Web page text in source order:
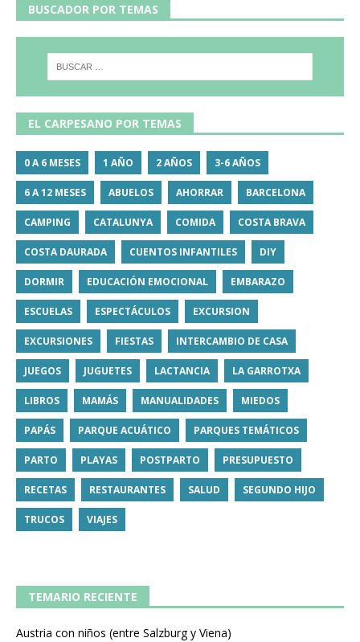
BUSCADOR POR TEMAS
EL CARPESANO POR TEMAS
0 A 6 MESES 1 AÑO 2 AÑOS 3-6 AÑOS
6 A 12 MESES ABUELOS AHORRAR BARCELONA
CAMPING CATALUNYA COMIDA COSTA BRAVA
COSTA DAURADA CUENTOS INFANTILES DIY
DORMIR EDUCACIÓN EMOCIONAL EMBARAZO
ESCUELAS ESPECTÁCULOS EXCURSION
EXCURSIONES FIESTAS INTERCAMBIO DE CASA
JUEGOS JUGUETES LACTANCIA LA GARROTXA
LIBROS MAMÁS MANUALIDADES MIEDOS
PAPÁS PARQUE ACUÁTICO PARQUES TEMÁTICOS
PARTO PLAYAS POSTPARTO PRESUPUESTO
RECETAS RESTAURANTES SALUD SEGUNDO HIJO
TRUCOS VIAJES
TEMARIO RECIENTE
Austria con niños (entre Salzburg y Viena)